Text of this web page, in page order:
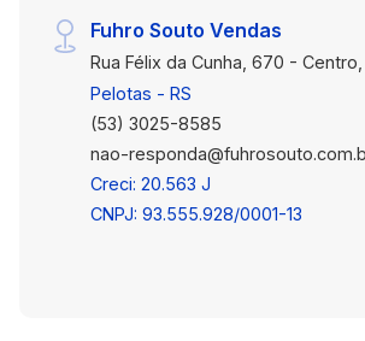
Fuhro Souto Vendas
Rua Félix da Cunha, 670 - Centro,
Pelotas - RS
(53) 3025-8585
nao-
Creci: 20.563 J
CNPJ: 93.555.928/0001-13